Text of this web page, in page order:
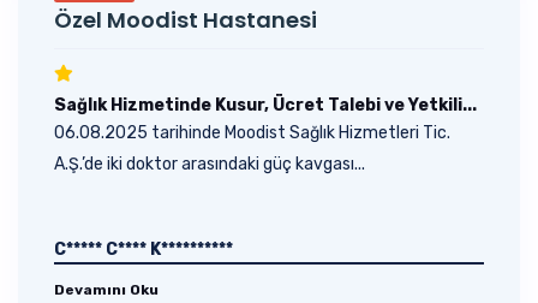
Özel Moodist Hastanesi
Sağlık Hizmetinde Kusur, Ücret Talebi ve Yetkili...
06.08.2025 tarihinde Moodist Sağlık Hizmetleri Tic.
A.Ş.’de iki doktor arasındaki güç kavgası...
C***** C**** K**********
Devamını Oku